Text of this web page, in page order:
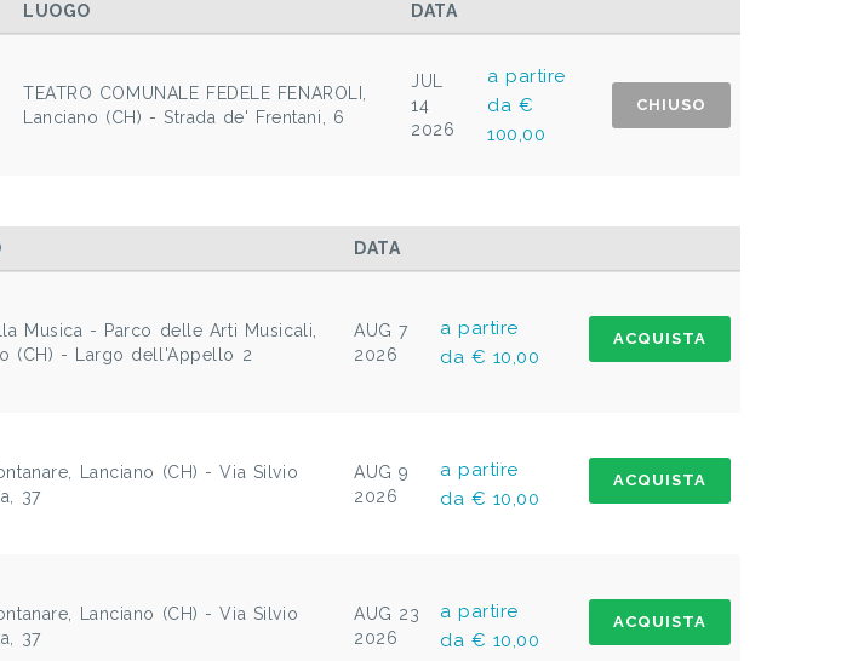
LUOGO DATA
TEATRO COMUNALE FEDELE FENAROLI,
Lanciano (CH) - Strada de' Frentani, 6
JUL
14
2026
a partire
da €
100,00
CHIUSO
DATA
Musica - Parco delle Arti Musicali,
(CH) - Largo dell'Appello 2
AUG 7
2026
a partire
da € 10,00
ACQUISTA
Lanciano (CH) - Via Silvio
37
AUG 9
2026
a partire
da € 10,00
ACQUISTA
Lanciano (CH) - Via Silvio
37
AUG 23
2026
a partire
da € 10,00
ACQUISTA